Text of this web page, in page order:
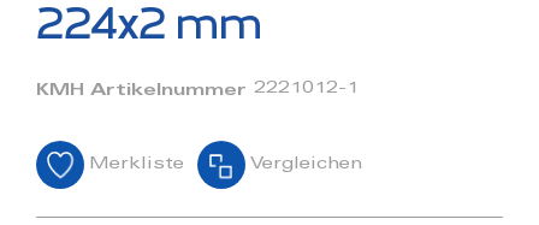
springen
224x2 mm
KMH Artikelnummer 2221012-1
Merkliste Vergleichen